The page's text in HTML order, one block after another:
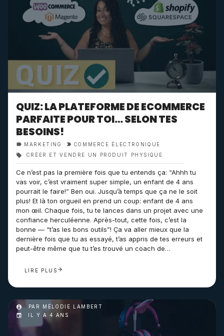
QUIZ: LA PLATEFORME DE ECOMMERCE
PARFAITE POUR TOI… SELON TES
BESOINS!
MARKETING
COMMERCE ÉLECTRONIQUE
CRÉER ET VENDRE UN PRODUIT PHYSIQUE
Ce n’est pas la première fois que tu entends ça: “Ahhh tu
vas voir, c’est vraiment super simple, un enfant de 4 ans
pourrait le faire!” Ben oui. Jusqu’à temps que ça ne le soit
plus! Et là ton orgueil en prend un coup: enfant de 4 ans
mon œil. Chaque fois, tu te lances dans un projet avec une
confiance herculéenne. Après-tout, cette fois, c’est la
bonne — “t’as les bons outils”! Ça va aller mieux que la
dernière fois que tu as essayé, t’as appris de tes erreurs et
peut-être même que tu t’es trouvé un coach de…
LIRE PLUS
PAR MÉLODIE LAMBERT
IL Y A 4 ANS